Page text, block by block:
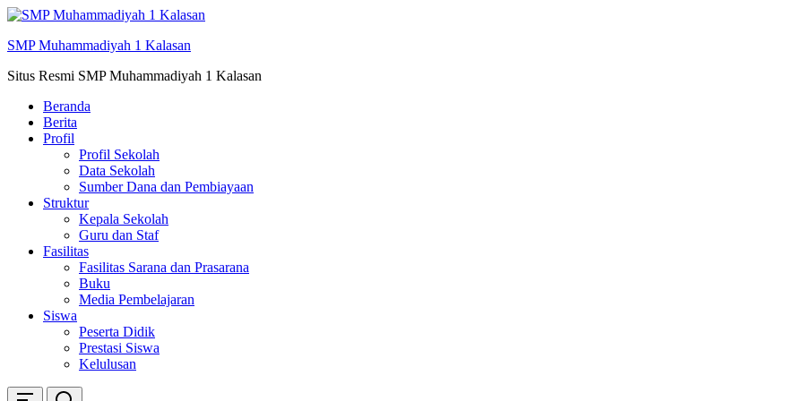
Skip
konten
SMP Muhammadiyah 1 Kalasan
Situs Resmi SMP Muhammadiyah 1 Kalasan
Beranda
Berita
Profil
Profil Sekolah
Data Sekolah
Sumber Dana dan Pembiayaan
Struktur
Kepala Sekolah
Guru dan Staf
Fasilitas
Fasilitas Sarana dan Prasarana
Buku
Media Pembelajaran
Siswa
Peserta Didik
Prestasi Siswa
Kelulusan